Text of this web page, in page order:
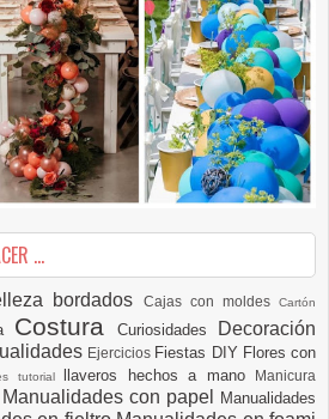
...
bordados Cajas con moldesCartón
Costura Curiosidades Decoración
Ejercicios Fiestas DIY Flores con
tutorial llaveros hechos a mano Manicura
Manualidades con papel
Manualidades